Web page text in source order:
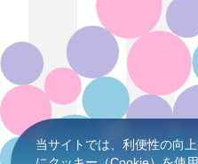
当サイトでは、利便性の向